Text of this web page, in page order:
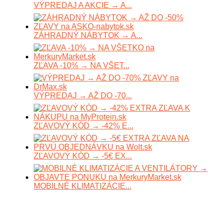
VÝPREDAJ A AKCIE → A...
ZÁHRADNÝ NÁBYTOK → A...
ZĽAVA -10% → NA VŠET...
VÝPREDAJ → AŽ DO -70...
ZĽAVOVÝ KÓD → -42% E...
ZĽAVOVÝ KÓD → -5€ EX...
MOBILNÉ KLIMATIZÁCIE...